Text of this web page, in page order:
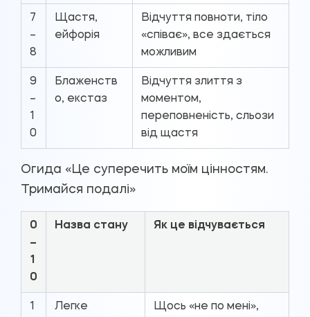
7
–
8
Щастя,
ейфорія
Відчуття повноти, тіло
«співає», все здається
можливим
9
–
1
0
Блаженств
о, екстаз
Відчуття злиття з
моментом,
переповненість, сльози
від щастя
Огида «Це суперечить моїм цінностям.
Тримайся подалі»
0
–
1
0
Назва стану Як це відчувається
1
Легке
Щось «не по мені»,